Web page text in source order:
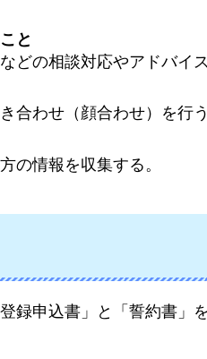
と
どの相談対応やアドバイス
合わせ（顔合わせ）を行う
の情報を収集する。
録申込書」と「誓約書」